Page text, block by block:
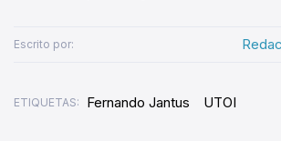
Escrito por:
ETIQUETAS: Fernando Jantus UTOI